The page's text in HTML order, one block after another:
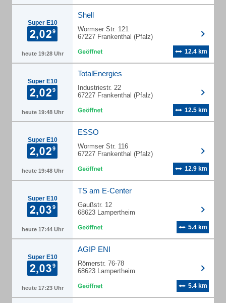
Super E10
heute 19:28 Uhr
Shell
Wormser Str. 121
67227 Frankenthal (Pfalz)
12.4 km
Super E10
heute 19:48 Uhr
TotalEnergies
Industriestr. 22
67227 Frankenthal (Pfalz)
12.5 km
Super E10
heute 19:48 Uhr
ESSO
Wormser Str. 116
67227 Frankenthal (Pfalz)
12.9 km
Super E10
heute 17:44 Uhr
TS am E-Center
Gaußstr. 12
68623 Lampertheim
5.4 km
Super E10
heute 17:23 Uhr
AGIP ENI
Römerstr. 76-78
68623 Lampertheim
5.4 km